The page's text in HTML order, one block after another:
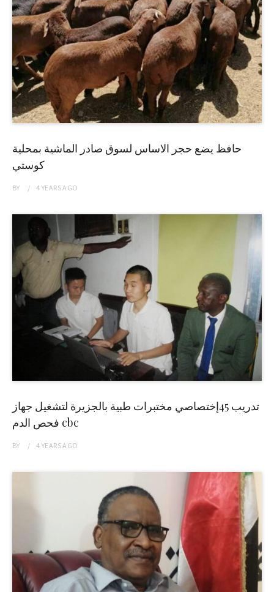
حافظ يضع حجر الاساس لسوق صادر الماشية بمحلية
كوستي
BY 4 YEARSAGO
تدريب 45إختصاصي مختبرات طبية بالجزيرة لتشغيل جهاز
فحص الدم cbc
BY 4 YEARSAGO